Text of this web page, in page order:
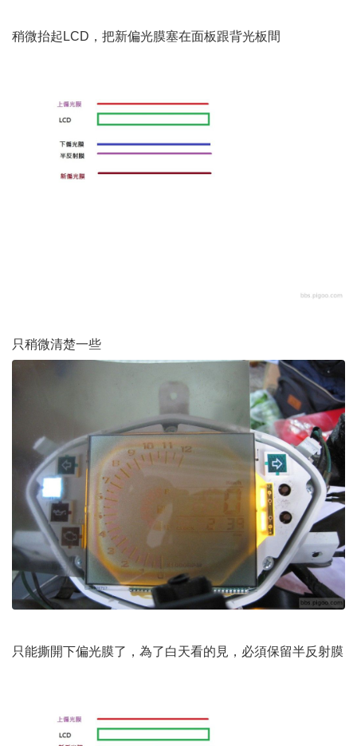
稍微抬起LCD，把新偏光膜塞在面板跟背光板間
只稍微清楚一些
只能撕開下偏光膜了，為了白天看的見，必須保留半反射膜